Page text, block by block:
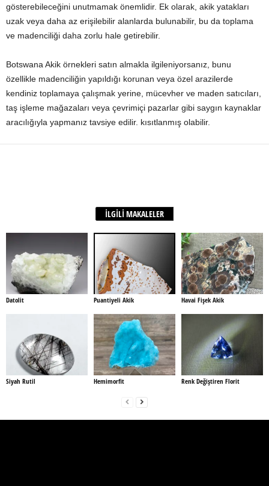
gösterebileceğini unutmamak önemlidir. Ek olarak, akik yatakları
uzak veya daha az erişilebilir alanlarda bulunabilir, bu da toplama
ve madenciliği daha zorlu hale getirebilir.
Botswana Akik örnekleri satın almakla ilgileniyorsanız, bunu
özellikle madenciliğin yapıldığı korunan veya özel arazilerde
kendiniz toplamaya çalışmak yerine, mücevher ve maden satıcıları,
taş işleme mağazaları veya çevrimiçi pazarlar gibi saygın kaynaklar
aracılığıyla yapmanız tavsiye edilir. kısıtlanmış olabilir.
İLGİLİ MAKALELER
Datolit Puantiyeli Akik Havai Fişek Akik
Siyah Rutil Hemimorfit Renk Değiştiren Florit